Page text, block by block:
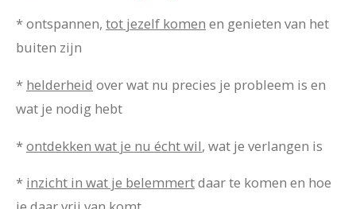
*ontspannen, tot jezelf komen en genieten van het
buiten zijn
* helderheid over wat nu precies je probleem is en
wat je nodig hebt
*ontdekken wat je nu écht wil, wat je verlangen is
* inzicht in wat je belemmertdaar te komen en hoe